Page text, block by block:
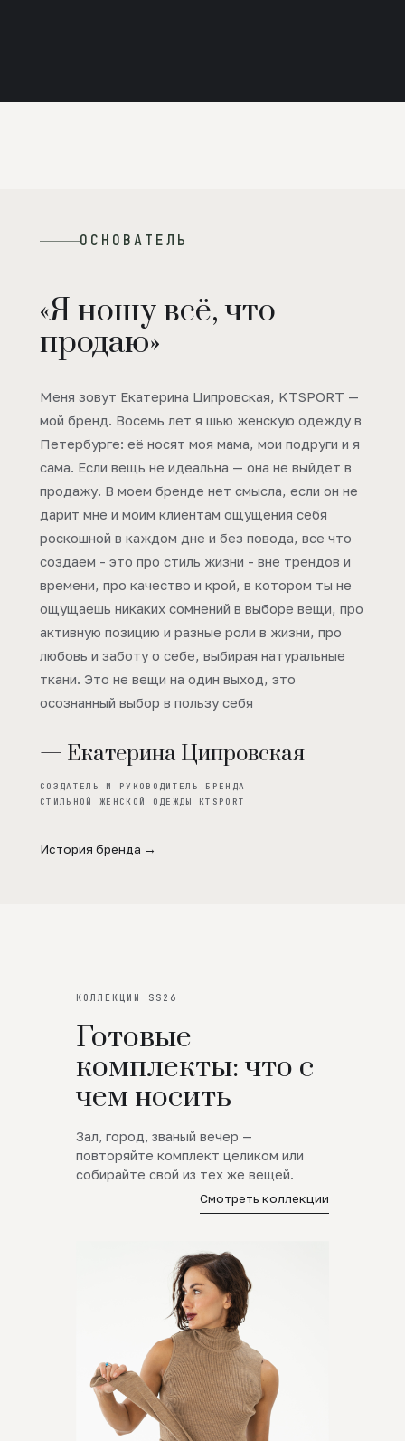
ОСНОВАТЕЛЬ
«Я ношу всё, что
продаю»
Меня зовут Екатерина Ципровская, KTSPORT —
мой бренд. Восемь лет я шью женскую одежду в
Петербурге: её носят моя мама, мои подруги и я
сама. Если вещь не идеальна — она не выйдет в
продажу. В моем бренде нет смысла, если он не
дарит мне и моим клиентам ощущения себя
роскошной в каждом дне и без повода, все что
создаем - это про стиль жизни - вне трендов и
времени, про качество и крой, в котором ты не
ощущаешь никаких сомнений в выборе вещи, про
активную позицию и разные роли в жизни, про
любовь и заботу о себе, выбирая натуральные
ткани. Это не вещи на один выход, это
осознанный выбор в пользу себя
— Екатерина Ципровская
СОЗДАТЕЛЬ И РУКОВОДИТЕЛЬ БРЕНДА
СТИЛЬНОЙ ЖЕНСКОЙ ОДЕЖДЫ KTSPORT
История бренда →
КОЛЛЕКЦИИ SS26
Готовые
комплекты: что с
чем носить
Зал, город, званый вечер —
повторяйте комплект целиком или
собирайте свой из тех же вещей.
Смотреть коллекции